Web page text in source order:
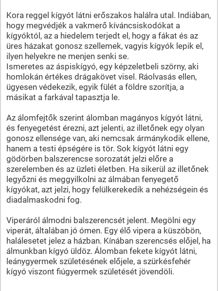
Kora reggel kígyót látni erőszakos halálra utal. Indiában,
hogy megvédjék a vakmerő kíváncsiskodókat a
kígyóktól, az a hiedelem terjedt el, hogy a fákat és az
üres házakat gonosz szellemek, vagyis kígyók lepik el,
ilyen helyekre ne menjen senki se.
Ismeretes az áspiskígyó, egy képzeletbeli szörny, aki
homlokán értékes drágakövet visel. Ráolvasás ellen,
ügyesen védekezik, egyik fülét a földre szorítja, a
másikat a farkával tapasztja le.
Az álomfejtők szerint álomban magányos kígyót látni,
és fenyegetést érezni, azt jelenti, az illetőnek egy olyan
gonosz ellensége van, aki nemcsak ármánykodik ellene,
hanem a testi épségére is tör. Sok kígyót látni egy
gödörben balszerencse sorozatát jelzi előre a
szerelemben és az üzleti életben. Ha sikerül az illetőnek
legyőzni és meggyilkolni az álmában fenyegető
kígyókat, azt jelzi, hogy felülkerekedik a nehézségein és
diadalmaskodni fog.
Viperáról álmodni balszerencsét jelent. Megölni egy
viperát, általában jó ómen. Egy élő vipera a küszöbön,
halálesetet jelez a házban. Kínában szerencsés előjel, ha
álmunkban kígyó üldöz. Álomban fekete kígyót látni,
leánygyermek születésének előjele, a szürkésfehér
kígyó viszont fiúgyermek születését jövendöli.